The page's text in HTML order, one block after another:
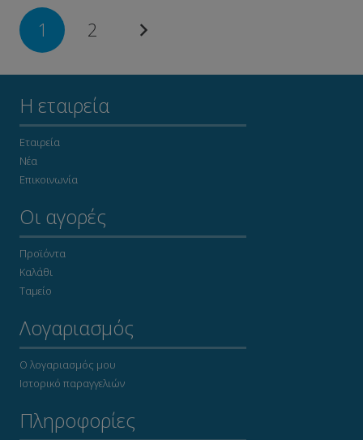
Σελιδοποίηση
άρθρων
1 2
Η εταιρεία
Εταιρεία
Νέα
Επικοινωνία
Οι αγορές
Προϊόντα
Καλάθι
Ταμείο
Λογαριασμός
Ο λογαριασμός μου
Ιστορικό παραγγελιών
Πληροφορίες